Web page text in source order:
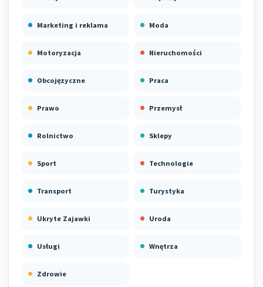
Marketing i reklama Moda
Motoryzacja Nieruchomości
Obcojęzyczne Praca
Prawo Przemysł
Rolnictwo Sklepy
Sport Technologie
Transport Turystyka
Ukryte Zajawki Uroda
Usługi Wnętrza
Zdrowie